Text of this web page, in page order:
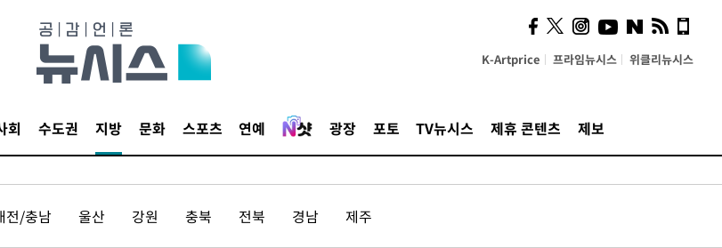
K-Artprice 프라임뉴시스 위클리뉴시스
회 수도권 지방 문화 스포츠 연예 광장 포토 TV뉴시스 제휴 콘텐츠 제보
전/충남 울산 강원 충북 전북 경남 제주
시, 스마트폰 액세서리에
NFC 더했다